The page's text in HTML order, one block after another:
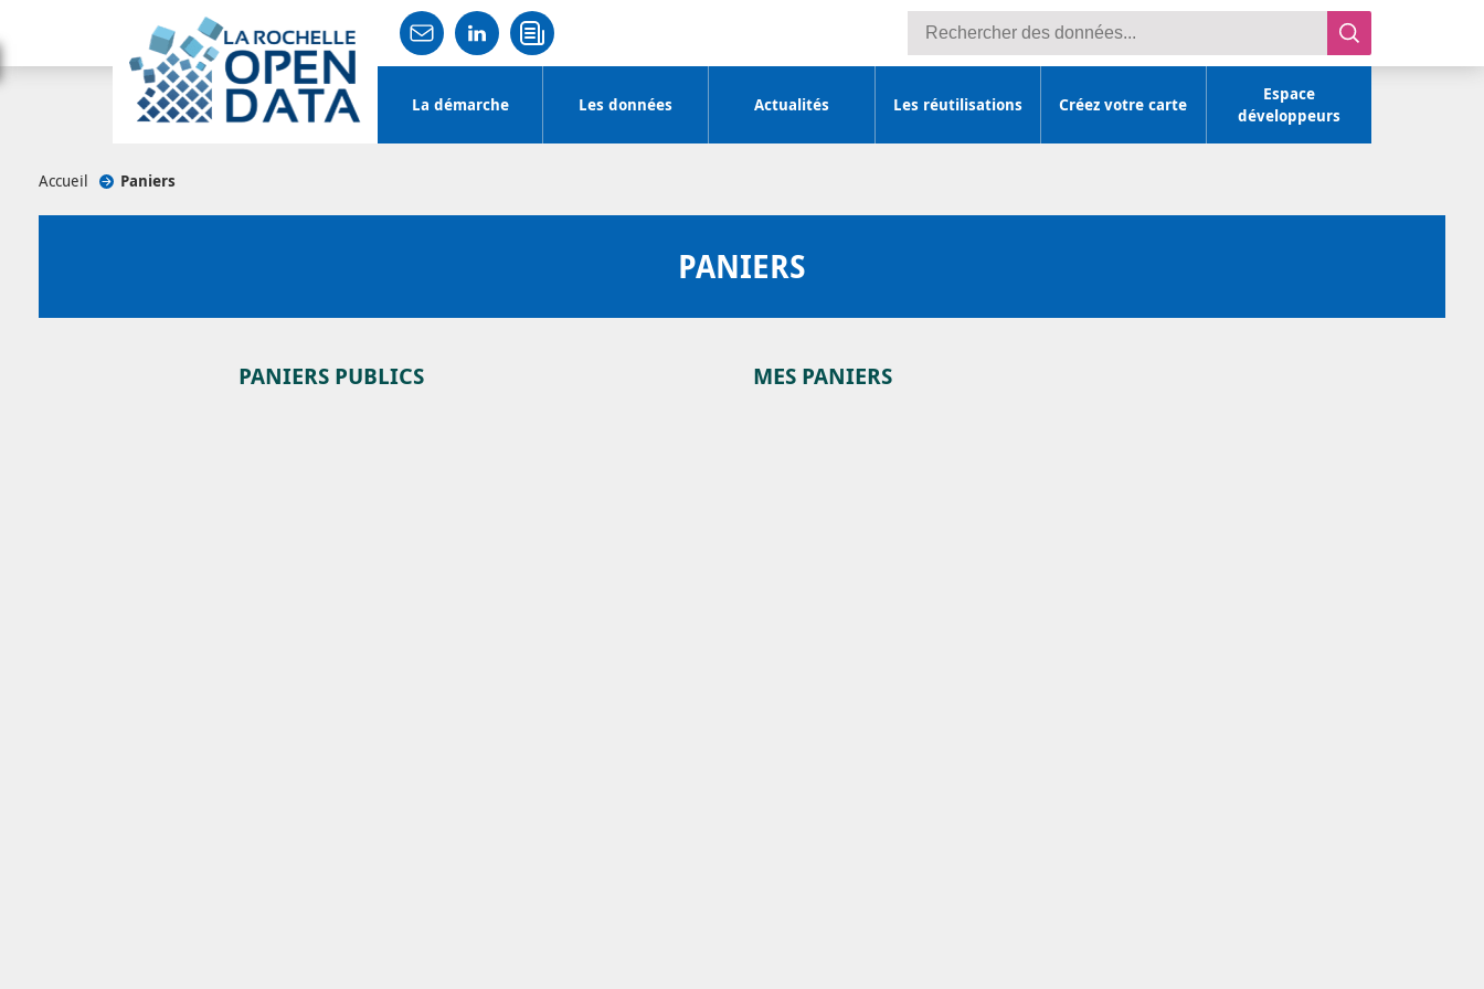
Rechercher des données
Main
La démarche Les données Actualités Les réutilisations Créez votre carte
Espace
développeurs
account
menu
Accueil Paniers
PANIERS
PANIERS PUBLICS MES PANIERS